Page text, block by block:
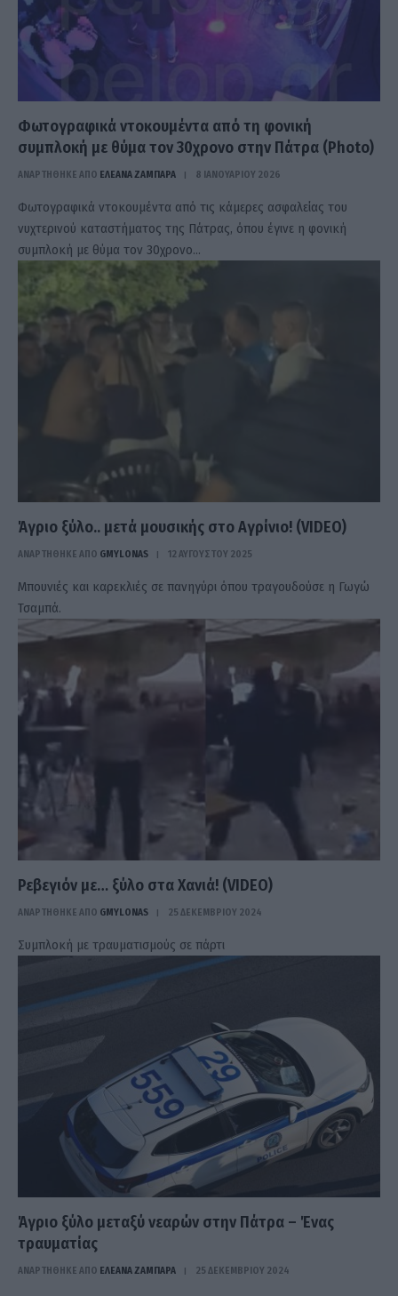
Φωτογραφικά ντοκουμέντα από τη φονική
συμπλοκή με θύμα τον 30χρονο στην Πάτρα (Photo)
ΑΝΑΡΤΗΘΗΚΕ ΑΠΟ ΕΛΕΑΝΑ ΖΑΜΠΑΡΑ 8 ΙΑΝΟΥΑΡΊΟΥ 2026
Φωτογραφικά ντοκουμέντα από τις κάμερες ασφαλείας του
νυχτερινού καταστήματος της Πάτρας, όπου έγινε η φονική
συμπλοκή με θύμα τον 30χρονο…
Άγριο ξύλο.. μετά μουσικής στο Αγρίνιο! (VIDEO)
ΑΝΑΡΤΗΘΗΚΕ ΑΠΟ GMYLONAS 12 ΑΥΓΟΎΣΤΟΥ 2025
Μπουνιές και καρεκλιές σε πανηγύρι όπου τραγουδούσε η Γωγώ
Τσαμπά.
Ρεβεγιόν με… ξύλο στα Χανιά! (VIDEO)
ΑΝΑΡΤΗΘΗΚΕ ΑΠΟ GMYLONAS 25 ΔΕΚΕΜΒΡΊΟΥ 2024
Συμπλοκή με τραυματισμούς σε πάρτι
Άγριο ξύλο μεταξύ νεαρών στην Πάτρα – Ένας
τραυματίας
ΑΝΑΡΤΗΘΗΚΕ ΑΠΟ ΕΛΕΑΝΑ ΖΑΜΠΑΡΑ 25 ΔΕΚΕΜΒΡΊΟΥ 2024